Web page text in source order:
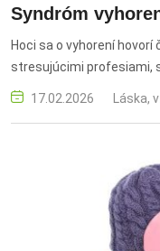
Syndróm
Hoci sa o vyhorení
stresujúcimi profesiami,
A to častejšie, než by sme možno
vyhorenie počas
17.02.2026 Láska,